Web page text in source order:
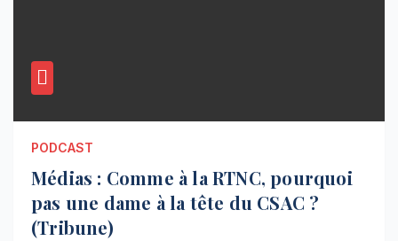
PODCAST
Médias : Comme à la RTNC, pourquoi
pas une dame à la tête du CSAC ?
(Tribune)